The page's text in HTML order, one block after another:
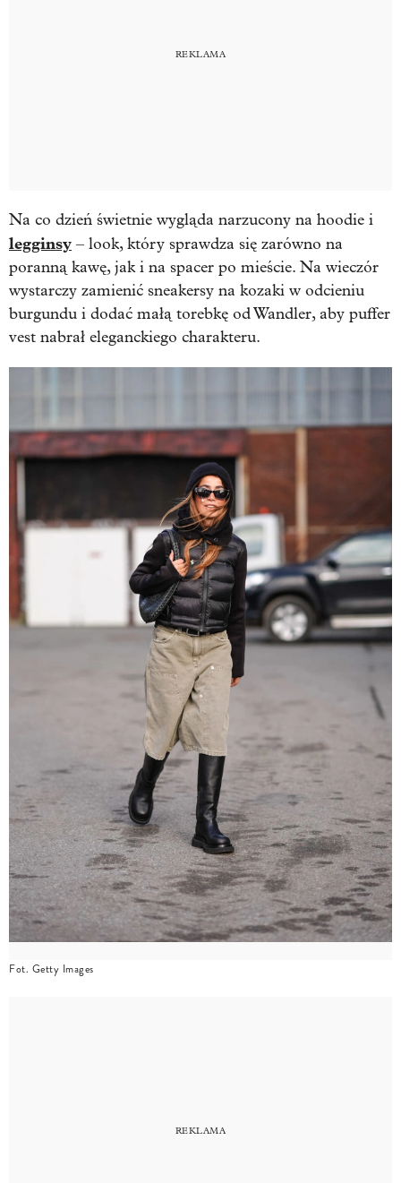
Na co dzień świetnie wygląda narzucony na hoodie i
legginsy – look, który sprawdza się zarówno na
poranną kawę, jak i na spacer po mieście. Na wieczór
wystarczy zamienić sneakersy na kozaki w odcieniu
burgundu i dodać małą torebkę od Wandler, aby puffer
vest nabrał eleganckiego charakteru.
Fot. Getty Images